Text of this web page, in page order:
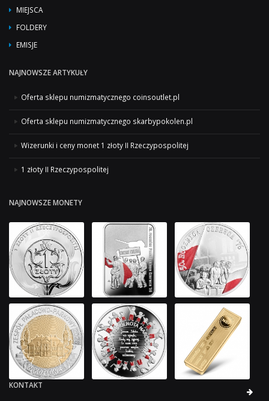
MIEJSCA
FOLDERY
EMISJE
NAJNOWSZE ARTYKUŁY
Oferta sklepu numizmatycznego coinsoutlet.pl
Oferta sklepu numizmatycznego skarbypokolen.pl
Wizerunki i ceny monet 1 złoty II Rzeczypospolitej
1 złoty II Rzeczypospolitej
NAJNOWSZE MONETY
KONTAKT